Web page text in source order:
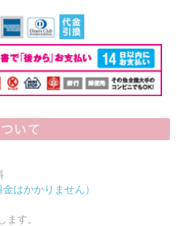
はかかりません）
す。